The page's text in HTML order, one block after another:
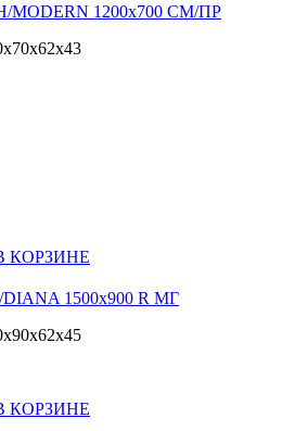
1200х700 СМ/ПР
КОРЗИНЕ
1500х900 R МГ
КОРЗИНЕ